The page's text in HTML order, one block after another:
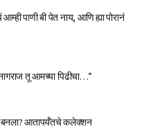
पाणी बी पेत नाय, आणि ह्या पोरानं
तू आमच्या पिढीचा…”
आतापर्यँतचे कलेक्शन